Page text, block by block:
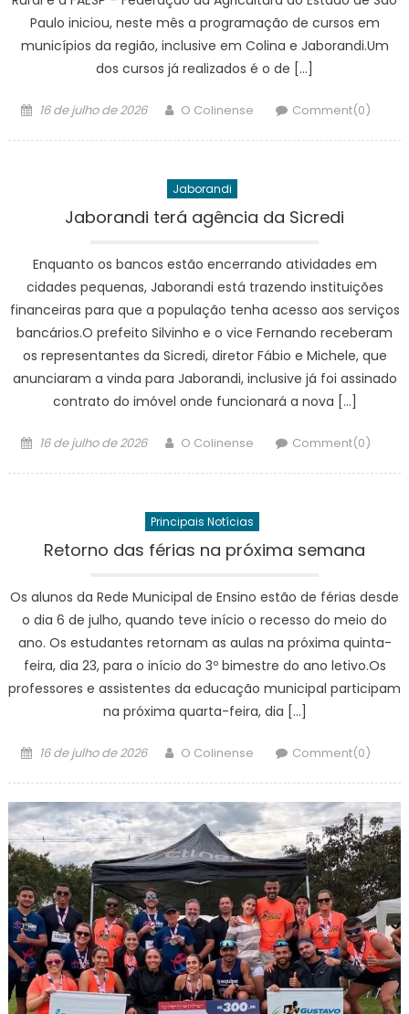
Paulo iniciou, neste mês a programação de cursos em
municípios da região, inclusive em Colina e Jaborandi.Um
dos cursos já realizados é o de […]
Posted
16 de julho de 2026 Author
O Colinense Comment(0)
Jaborandi
Jaborandi terá agência da Sicredi
Enquanto os bancos estão encerrando atividades em
cidades pequenas, Jaborandi está trazendo instituições
financeiras para que a população tenha acesso aos serviços
bancários.O prefeito Silvinho e o vice Fernando receberam
os representantes da Sicredi, diretor Fábio e Michele, que
anunciaram a vinda para Jaborandi, inclusive já foi assinado
contrato do imóvel onde funcionará a nova […]
Posted
16 de julho de 2026 Author
O Colinense Comment(0)
Principais Notícias
Retorno das férias na próxima semana
Os alunos da Rede Municipal de Ensino estão de férias desde
o dia 6 de julho, quando teve início o recesso do meio do
ano. Os estudantes retornam as aulas na próxima quinta-
feira, dia 23, para o início do 3º bimestre do ano letivo.Os
professores e assistentes da educação municipal participam
na próxima quarta-feira, dia […]
Posted
16 de julho de 2026 Author
O Colinense Comment(0)